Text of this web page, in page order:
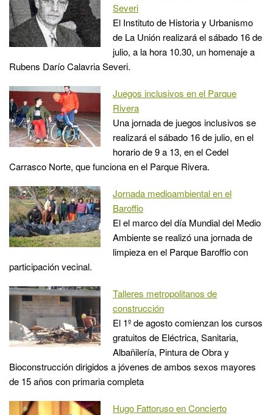
Severi
El Instituto de Historia y Urbanismo
de La Unión realizará el sábado 16 de
julio, a la hora 10.30, un homenaje a
Rubens Darío Calavria Severi.
Juegos inclusivos en el Parque
Rivera
Una jornada de juegos inclusivos se
realizará el sábado 16 de julio, en el
horario de 9 a 13, en el Cedel
Carrasco Norte, que funciona en el Parque Rivera.
Jornada medioambiental en el
Baroffio
El el marco del día Mundial del Medio
Ambiente se realizó una jornada de
limpieza en el Parque Baroffio con
participación vecinal.
Talleres metropolitanos de
construcción
El 1º de agosto comienzan los cursos
gratuitos de Eléctrica, Sanitaria,
Albañilería, Pintura de Obra y
Bioconstrucción dirigidos a jóvenes de ambos sexos mayores
de 15 años con primaria completa
Hugo Fattoruso en Concierto